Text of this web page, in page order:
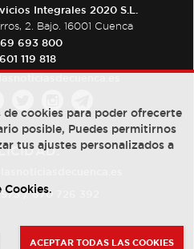
Integrales 2020 S.L.
2. Bajo. 16001 Cuenca
693 800
601 119 818
/670 726 392
cookies para poder ofrecerte
posible, Puedes permitirnos
tus ajustes personalizados a
Cookies.
ACEPTAR TODAS LAS COOKIES